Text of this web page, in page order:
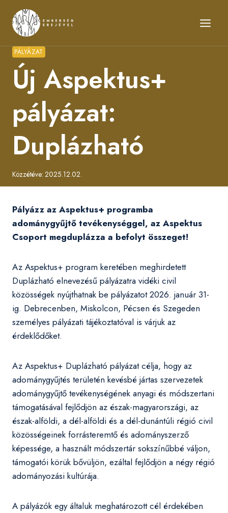
content
PÁLYÁZAT
Új Aspektus+
pályázat:
Duplázható
Közzétéve: 2025.12.02.
Pályázz az Aspektus+ programba
adománygyűjtő tevékenységgel, az Aspektus
Csoport megduplázza a befolyt összeget!
Az Aspektus+ program keretében meghirdetett
Duplázható elnevezésű pályázatra vidéki civil
közösségek nyújthatnak be pályázatot 2026. január 31-
ig. Debrecenben, Miskolcon, Pécsen és Szegeden
személyes pályázati tájékoztatóval is várjuk az
érdeklődőket.
Az Aspektus+ Duplázható pályázat célja, hogy az
adománygyűjtés területén kevésbé jártas szervezetek
adománygyűjtő tevékenységének anyagi és módszertani
támogatásával fejlődjön az észak-magyarországi, az
észak-alföldi, a dél-alföldi és a dél-dunántúli régió civil
közösségeinek forrásteremtő és adományszerző
képessége, a használt módszertár sokszínűbbé váljon,
támogatói körük bővüljön, ezáltal fejlődjön a négy régió
adományozási kultúrája.
A pályázók egy általuk meghatározott cél érdekében